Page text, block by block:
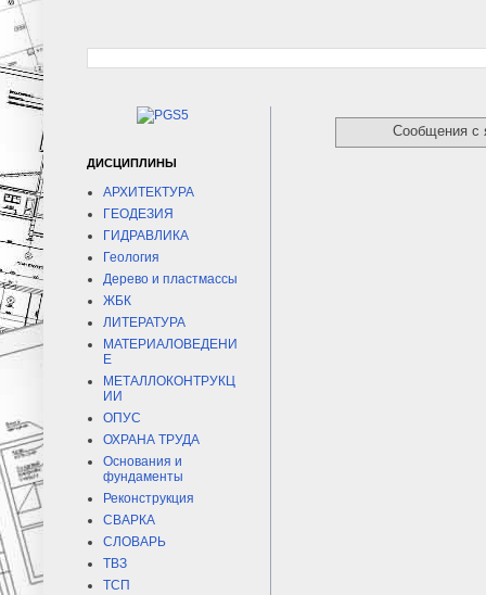
Сообщения
ДИСЦИПЛИНЫ
АРХИТЕКТУРА
ГЕОДЕЗИЯ
ГИДРАВЛИКА
Геология
Дерево и пластмассы
ЖБК
ЛИТЕРАТУРА
МАТЕРИАЛОВЕДЕНИ
Е
МЕТАЛЛОКОНТРУКЦ
ИИ
ОПУС
ОХРАНА ТРУДА
Основания и
фундаменты
Реконструкция
СВАРКА
СЛОВАРЬ
ТВЗ
ТСП